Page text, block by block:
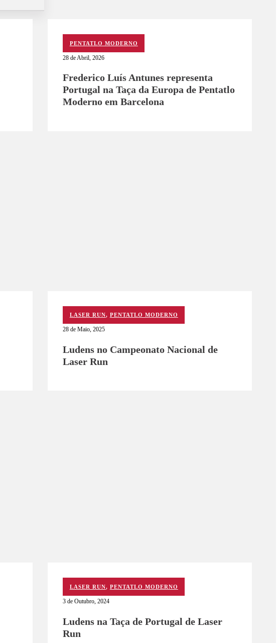
PENTATLO MODERNO
28 de Abril, 2026
Frederico Luís Antunes representa
Portugal na Taça da Europa de Pentatlo
Moderno em Barcelona
LASER RUN, PENTATLO MODERNO
28 de Maio, 2025
Ludens no Campeonato Nacional de
Laser Run
LASER RUN, PENTATLO MODERNO
3 de Outubro, 2024
Ludens na Taça de Portugal de Laser
Run